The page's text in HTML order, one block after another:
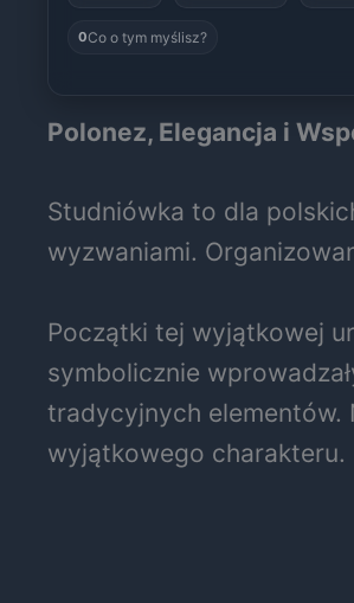
0Co o tym myślisz?
Polonez, Elegancja i
Studniówka to dla
wyzwaniami.
Początki tej wyjątkowej
symbolicznie
tradycyjnych elementów.
wyjątkowego charakteru.